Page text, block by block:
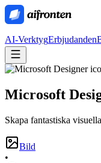
AI-VerktygErbjudanden
Microsoft
Skapa fantastiska
Bild
•